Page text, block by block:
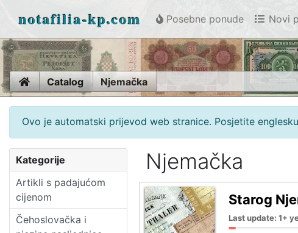
notafilia-kp.com Posebne ponude Novi
HomeCatalog Njemačka
Ovo je automatski prijevod web stranice. Posjetite
Kategorije
Artikli s padajućom
cijenom
Čehoslovačka i
Njemačka
Starog
Last update: 1+